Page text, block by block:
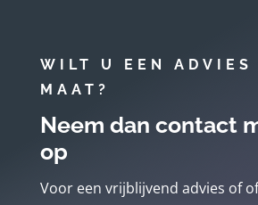
WILT U EEN ADVIES
MAAT?
Neem dan contact
op
Voor een vrijblijvend advies of